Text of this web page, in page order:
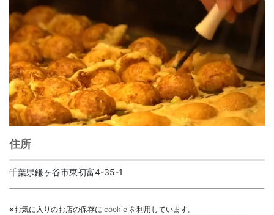
住所
千葉県鎌ヶ谷市東初富4-35-1
※お気に入りのお店の保存に cookie を利用しています。